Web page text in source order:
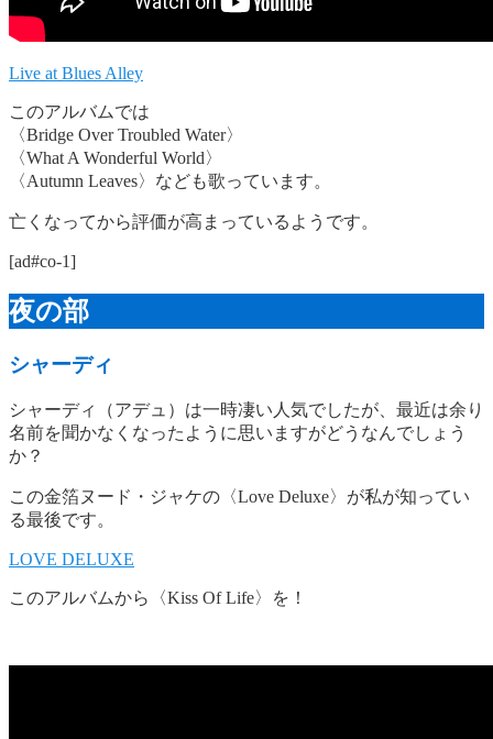
Live at Blues Alley
このアルバムでは
〈Bridge Over Troubled Water〉
〈What A Wonderful World〉
〈Autumn Leaves〉なども歌っています。
亡くなってから評価が高まっているようです。
[ad#co-1]
夜の部
シャーディ
シャーディ（アデュ）は一時凄い人気でしたが、最近は余り
名前を聞かなくなったように思いますがどうなんでしょう
か？
この金箔ヌード・ジャケの〈Love Deluxe〉が私が知ってい
る最後です。
LOVE DELUXE
このアルバムから〈Kiss Of Life〉を！